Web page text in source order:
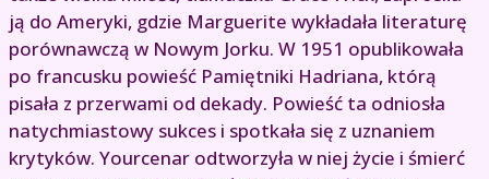
ją do Ameryki, gdzie Marguerite wykładała literaturę
porównawczą w Nowym Jorku. W 1951 opublikowała
po francusku powieść Pamiętniki Hadriana, którą
pisała z przerwami od dekady. Powieść ta odniosła
natychmiastowy sukces i spotkała się z uznaniem
krytyków. Yourcenar odtworzyła w niej życie i śmierć